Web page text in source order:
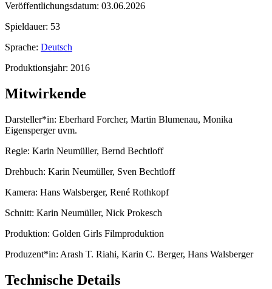
Veröffentlichungsdatum: 03.06.2026
Spieldauer: 53
Sprache: Deutsch
Produktionsjahr: 2016
Mitwirkende
Darsteller*in: Eberhard Forcher, Martin Blumenau, Monika
Eigensperger uvm.
Regie: Karin Neumüller, Bernd Bechtloff
Drehbuch: Karin Neumüller, Sven Bechtloff
Kamera: Hans Walsberger, René Rothkopf
Schnitt: Karin Neumüller, Nick Prokesch
Produktion: Golden Girls Filmproduktion
Produzent*in: Arash T. Riahi, Karin C. Berger, Hans Walsberger
Technische Details